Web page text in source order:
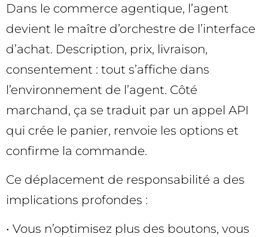
Dans le commerce agentique, l’agent
devient le maître d’orchestre de l’interface
d’achat. Description, prix, livraison,
consentement : tout s’affiche dans
l’environnement de l’agent. Côté
marchand, ça se traduit par un appel API
qui crée le panier, renvoie les options et
confirme la commande.
Ce déplacement de responsabilité a des
implications profondes :
• Vous n’optimisez plus des boutons, vous